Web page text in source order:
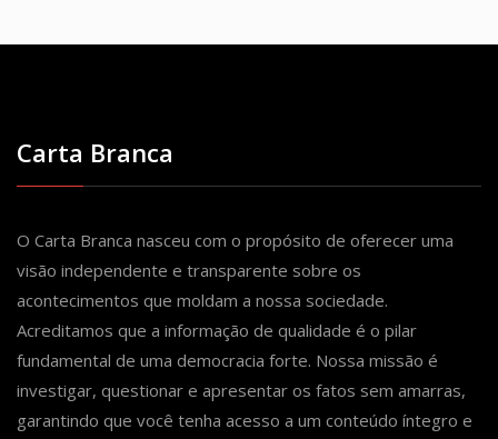
Carta Branca
O Carta Branca nasceu com o propósito de oferecer uma
visão independente e transparente sobre os
acontecimentos que moldam a nossa sociedade.
Acreditamos que a informação de qualidade é o pilar
fundamental de uma democracia forte. Nossa missão é
investigar, questionar e apresentar os fatos sem amarras,
garantindo que você tenha acesso a um conteúdo íntegro e